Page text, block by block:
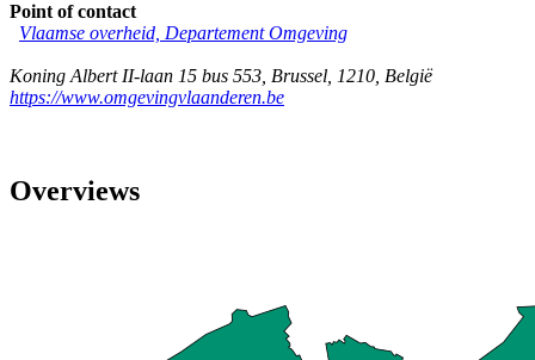
Point of contact
Vlaamse overheid, Departement Omgeving
Koning Albert II-laan 15 bus 553 Brussel 1210 België
https://www.omgevingvlaanderen.be
Overviews